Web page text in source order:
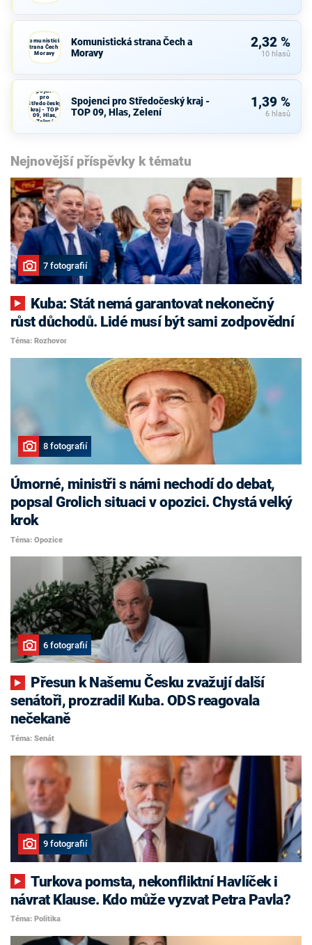
Komunistická
strana Čech a
Moravy
Komunistická strana Čech a
Moravy
2,32 %
10 hlasů
Spojenci
pro
Středočeský
kraj - TOP
09, Hlas,
Zelení
Spojenci pro Středočeský kraj -
TOP 09, Hlas, Zelení
1,39 %
6 hlasů
Nejnovější příspěvky k tématu
7 fotografií
růst důchodů. Lidé musí být sami zodpovědní
Téma: Rozhovor
8 fotografií
Úmorné, ministři s námi nechodí do debat,
popsal Grolich situaci v opozici. Chystá velký
krok
Téma: Opozice
6 fotografií
senátoři, prozradil Kuba. ODS reagovala
nečekaně
Téma: Senát
9 fotografií
Turkova pomsta, nekonfliktní Havlíček i
návrat Klause. Kdo může vyzvat Petra Pavla?
Téma: Politika